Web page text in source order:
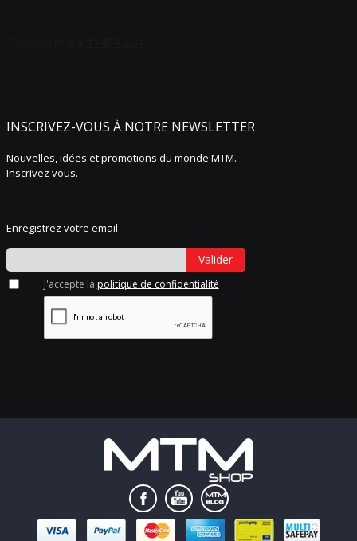
INSCRIVEZ-VOUS À NOTRE NEWSLETTER
Nouvelles, idées et promotions du monde MTM.
Inscrivez vous.
Enregistrez votre email
Valider
J'accepte la politique de confidentialité